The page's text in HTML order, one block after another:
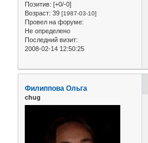
Позитив: [+0/-0]
Возраст: 39 [1987-03-10]
Провел на форуме:
Не определено
Последний визит:
2008-02-14 12:50:25
Филиппова Ольга
chug